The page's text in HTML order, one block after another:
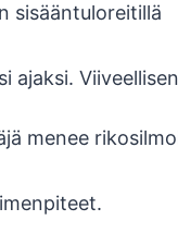
sisääntuloreitillä
ajaksi. Viiveellisen
menee